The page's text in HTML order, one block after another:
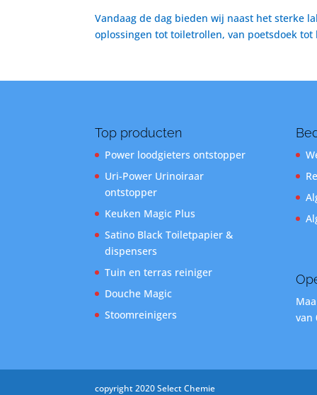
Vandaag de dag bieden wij naast het sterke
oplossingen tot toiletrollen, van poetsdoek
Top producten
Power loodgieters ontstopper
Uri-Power Urinoiraar
ontstopper
Keuken Magic Plus
Satino Black Toiletpapier &
dispensers
Tuin en terras reiniger
Douche Magic
Stoomreinigers
van
copyright 2020 Select Chemie